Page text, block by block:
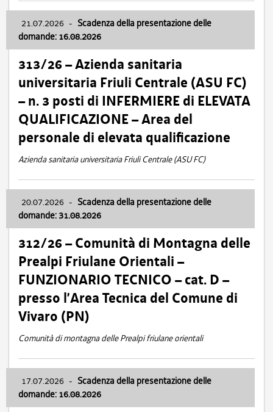
21.07.2026 - Scadenza della presentazione delle
domande: 16.08.2026
313/26 – Azienda sanitaria
universitaria Friuli Centrale (ASU FC)
– n. 3 posti di INFERMIERE di ELEVATA
QUALIFICAZIONE – Area del
personale di elevata qualificazione
Azienda sanitaria universitaria Friuli Centrale (ASU FC)
20.07.2026 - Scadenza della presentazione delle
domande: 31.08.2026
312/26 – Comunità di Montagna delle
Prealpi Friulane Orientali –
FUNZIONARIO TECNICO – cat. D –
presso l’Area Tecnica del Comune di
Vivaro (PN)
Comunità di montagna delle Prealpi friulane orientali
17.07.2026 - Scadenza della presentazione delle
domande: 16.08.2026